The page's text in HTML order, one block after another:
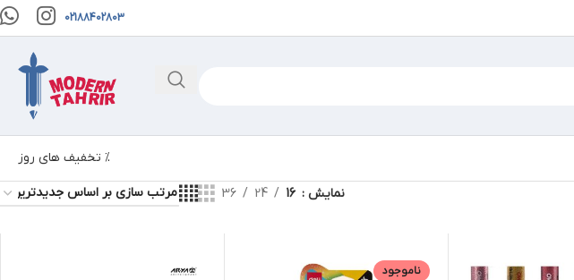
02188402803
% تخفیف های روز
نمایش 16
24
36
ناموجود